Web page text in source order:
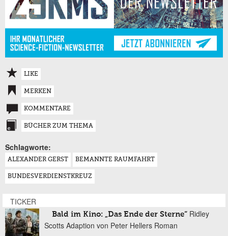
LIKE
MERKEN
KOMMENTARE
BÜCHER ZUM THEMA
Schlagworte:
ALEXANDER GERST BEMANNTE RAUMFAHRT
BUNDESVERDIENSTKREUZ
TICKER
Bald im Kino: „Das Ende der Sterne“ Ridley
Scotts Adaption von Peter Hellers Roman